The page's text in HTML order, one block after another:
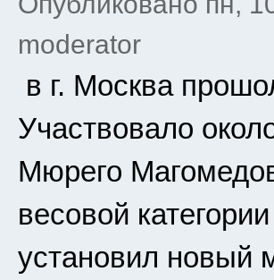
moderator
в г. Москва
Участвовало
Мюрего
весовой
установил новый